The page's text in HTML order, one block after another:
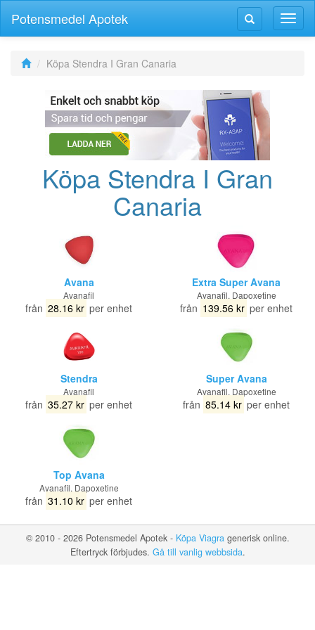
Växla
Växla
navigering
Potensmedel Apotek
Köpa Stendra I Gran Canaria
Köpa Stendra I Gran
Canaria
Avana
Avanafil
från 28.16 kr per enhet
Extra Super Avana
Avanafil, Dapoxetine
från 139.56 kr per enhet
Stendra
Avanafil
från 35.27 kr per enhet
Super Avana
Avanafil, Dapoxetine
från 85.14 kr per enhet
Top Avana
Avanafil, Dapoxetine
från 31.10 kr per enhet
© 2010 - 2026 Potensmedel Apotek - Köpa Viagragenerisk online.
Eftertryck förbjudes. Gå till vanlig webbsida.